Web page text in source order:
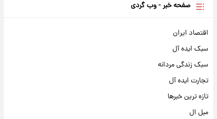
صفحه خبر - وب گردی
اقتصاد ایران
سبک ایده آل
سبک زندگی مردانه
تجارت ایده آل
تازه ترین خبرها
مبل ال